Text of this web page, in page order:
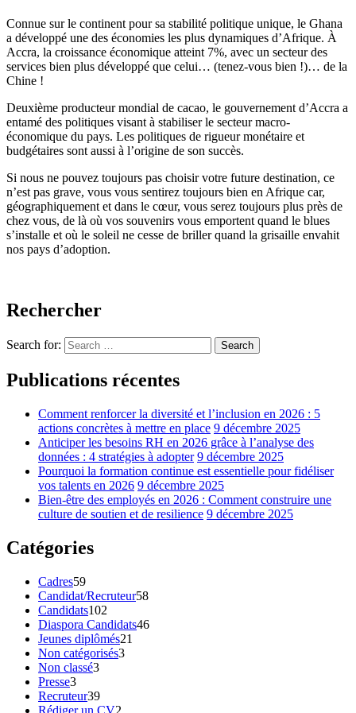
Connue sur le continent pour sa stabilité politique unique, le Ghana
a développé une des économies les plus dynamiques d’Afrique. À
Accra, la croissance économique atteint 7%, avec un secteur des
services bien plus développé que celui… (tenez-vous bien !)… de la
Chine !
Deuxième producteur mondial de cacao, le gouvernement d’Accra a
entamé des politiques visant à stabiliser le secteur macro-
économique du pays. Les politiques de rigueur monétaire et
budgétaires sont aussi à l’origine de son succès.
Si nous ne pouvez toujours pas choisir votre future destination, ce
n’est pas grave, vous vous sentirez toujours bien en Afrique car,
géographiquement et dans le cœur, vous serez toujours plus près de
chez vous, de là où vos souvenirs vous emportent quand le blues
s’installe et où le soleil ne cesse de briller quand la grisaille envahit
nos pays d’adoption.
Rechercher
Search for: Search
Publications récentes
Comment renforcer la diversité et l’inclusion en 2026 : 5
actions concrètes à mettre en place 9 décembre 2025
Anticiper les besoins RH en 2026 grâce à l’analyse des
données : 4 stratégies à adopter 9 décembre 2025
Pourquoi la formation continue est essentielle pour fidéliser
vos talents en 2026 9 décembre 2025
Bien-être des employés en 2026 : Comment construire une
culture de soutien et de resilience 9 décembre 2025
Catégories
Cadres59
Candidat/Recruteur58
Candidats102
Diaspora Candidats46
Jeunes diplômés21
Non catégorisés3
Non classé3
Presse3
Recruteur39
Rédiger un CV2